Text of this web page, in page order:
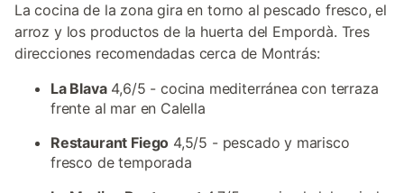
La cocina de la zona gira en torno al pescado fresco, el
arroz y los productos de la huerta del Empordà. Tres
direcciones recomendadas cerca de Montrás:
La Blava4,6/5 - cocina mediterránea con terraza
frente al mar en Calella
Restaurant Fiego 4,5/5 - pescado y marisco
fresco de temporada